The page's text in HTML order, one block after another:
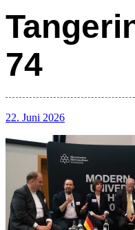
74
22. Juni 2026